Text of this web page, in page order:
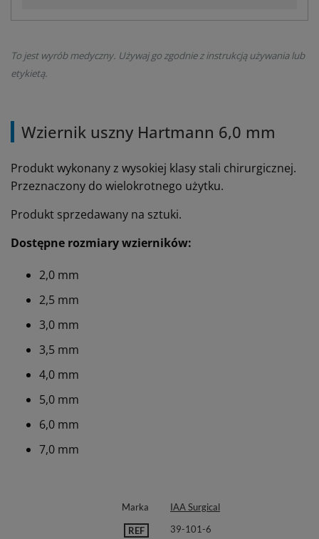
To jest wyrób medyczny. Używaj go zgodnie z instrukcją używania lub
etykietą.
Wziernik uszny Hartmann 6,0 mm
Produkt wykonany z wysokiej klasy stali chirurgicznej.
Przeznaczony do wielokrotnego użytku.
Produkt sprzedawany na sztuki.
Dostępne rozmiary wzierników:
2,0 mm
2,5 mm
3,0 mm
3,5 mm
4,0 mm
5,0 mm
6,0 mm
7,0 mm
Marka IAA Surgical
REF 39-101-6